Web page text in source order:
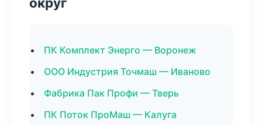
ПК Комплект Энерго — Воронеж
ООО Индустрия Точмаш — Иваново
Фабрика Пак Профи — Тверь
ПК Поток ПроМаш — Калуга